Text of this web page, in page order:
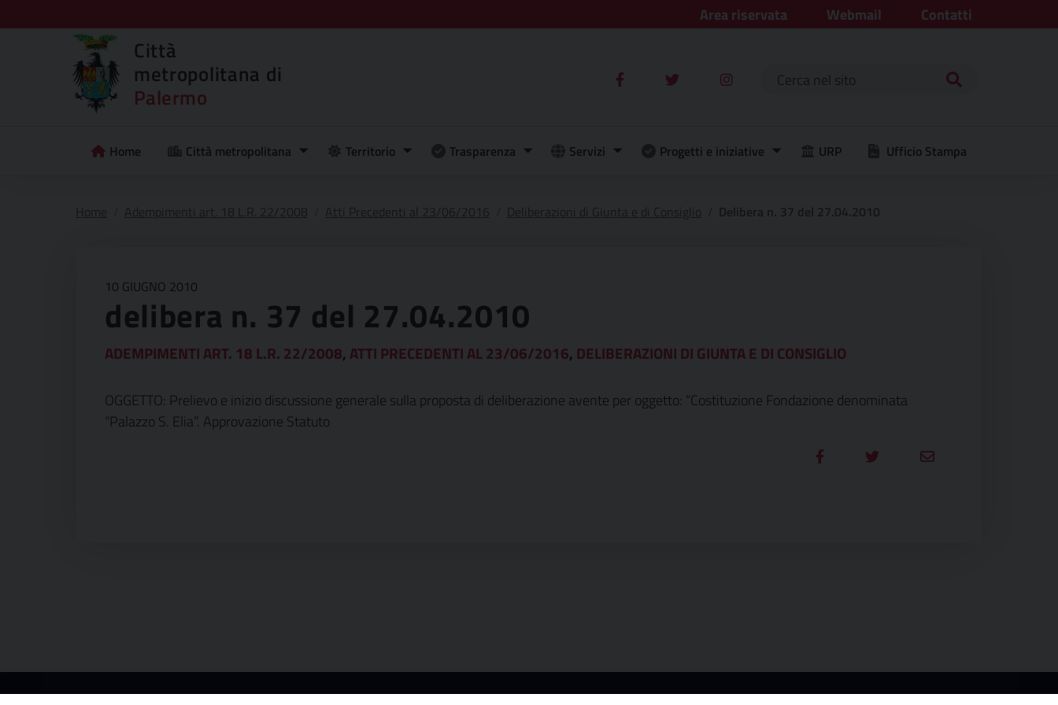
Area riservata Webmail Contatti
Città
metropolitana di
Palermo Ricerca per:
Home Città metropolitana Territorio Trasparenza Servizi Progetti e iniziative URP Ufficio Stampa
10 GIUGNO 2010
delibera n. 37 del 27.04.2010
ADEMPIMENTI ART. 18 L.R. 22/2008, ATTI PRECEDENTI AL 23/06/2016, DELIBERAZIONI DI GIUNTA E DI CONSIGLIO
OGGETTO: Prelievo e inizio discussione generale sulla proposta di deliberazione avente per oggetto: “Costituzione Fondazione denominata
“Palazzo S. Elia”. Approvazione Statuto